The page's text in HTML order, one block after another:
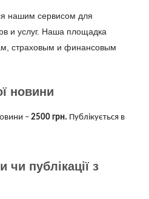
нашим сервисом для
и услуг. Наша площадка
страховым и финансовым
новини
– 2500 грн. Публікується в
публікації з